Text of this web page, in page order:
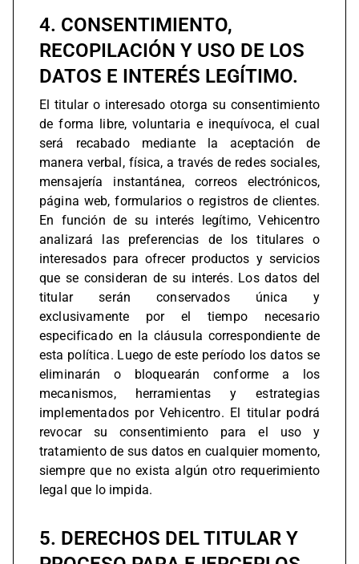
4. CONSENTIMIENTO,
RECOPILACIÓN Y USO DE LOS
DATOS E INTERÉS LEGÍTIMO.
El titular o interesado otorga su consentimiento
de forma libre, voluntaria e inequívoca, el cual
será recabado mediante la aceptación de
manera verbal, física, a través de redes sociales,
mensajería instantánea, correos electrónicos,
página web, formularios o registros de clientes.
En función de su interés legítimo, Vehicentro
analizará las preferencias de los titulares o
interesados para ofrecer productos y servicios
que se consideran de su interés. Los datos del
titular serán conservados única y
exclusivamente por el tiempo necesario
especificado en la cláusula correspondiente de
esta política. Luego de este período los datos se
eliminarán o bloquearán conforme a los
mecanismos, herramientas y estrategias
implementados por Vehicentro. El titular podrá
revocar su consentimiento para el uso y
tratamiento de sus datos en cualquier momento,
siempre que no exista algún otro requerimiento
legal que lo impida.
5. DERECHOS DEL TITULAR Y